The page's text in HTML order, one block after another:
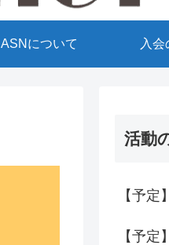
ASNについて 入会
活動
【予
【予